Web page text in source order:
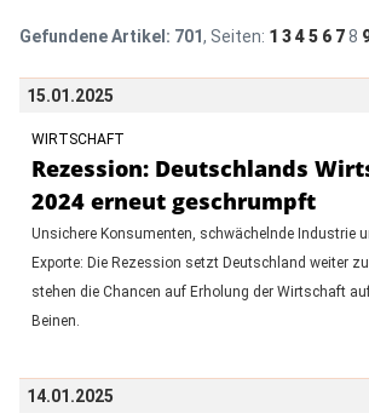
Gefundene Artikel: 701, Seiten: 1 3 4 5 6 7 8
15.01.2025
WIRTSCHAFT
Rezession: Deutschlands
2024 erneut geschrumpft
Unsichere Konsumenten, schwächelnde Industrie
Exporte: Die Rezession setzt Deutschland weiter
stehen die Chancen auf Erholung der Wirtschaft
Beinen.
14.01.2025